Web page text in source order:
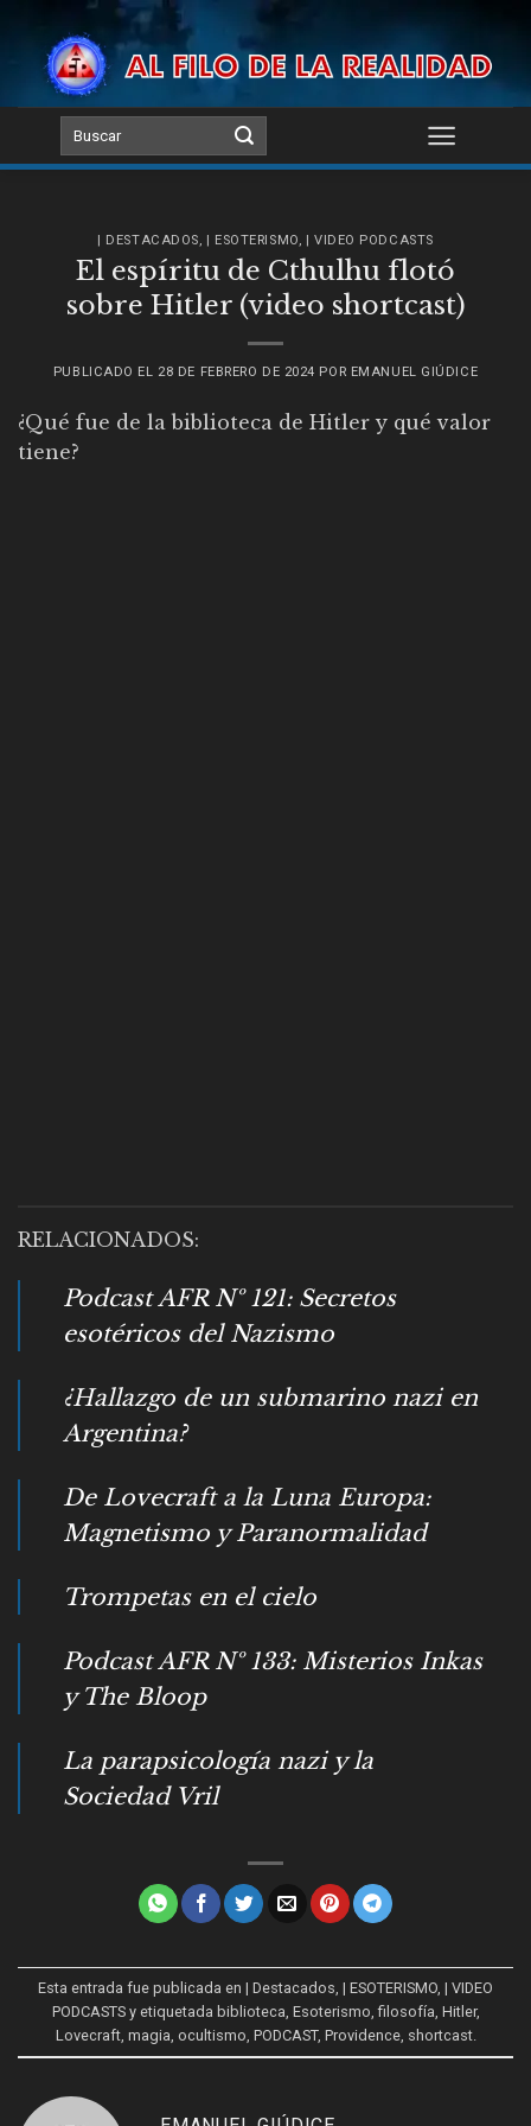
content
| DESTACADOS, | ESOTERISMO, | VIDEO PODCASTS
El espíritu de Cthulhu flotó
sobre Hitler (video shortcast)
PUBLICADO EL 28 DE FEBRERO DE 2024 POR EMANUEL GIÚDICE
¿Qué fue de la biblioteca de Hitler y qué valor
tiene?
RELACIONADOS:
Podcast AFR Nº 121: Secretos
esotéricos del Nazismo
¿Hallazgo de un submarino nazi en
Argentina?
De Lovecraft a la Luna Europa:
Magnetismo y Paranormalidad
Trompetas en el cielo
Podcast AFR Nº 133: Misterios Inkas
y The Bloop
La parapsicología nazi y la
Sociedad Vril
Esta entrada fue publicada en | Destacados | ESOTERISMO | VIDEO
PODCASTSy etiquetada biblioteca Esoterismo ,filosofía Hitler,
Lovecraft, magia ocultismo PODCAST, Providence, shortcast.